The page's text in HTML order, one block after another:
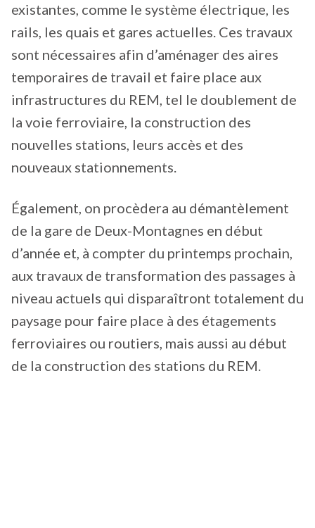
existantes, comme le système électrique, les
rails, les quais et gares actuelles. Ces travaux
sont nécessaires afin d’aménager des aires
temporaires de travail et faire place aux
infrastructures du REM, tel le doublement de
la voie ferroviaire, la construction des
nouvelles stations, leurs accès et des
nouveaux stationnements.
Également, on procèdera au démantèlement
de la gare de Deux-Montagnes en début
d’année et, à compter du printemps prochain,
aux travaux de transformation des passages à
niveau actuels qui disparaîtront totalement du
paysage pour faire place à des étagements
ferroviaires ou routiers, mais aussi au début
de la construction des stations du REM.